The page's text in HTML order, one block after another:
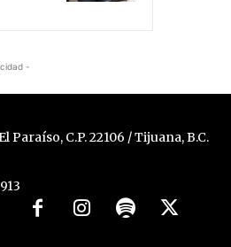
-
Paraíso, C.P. 22106 / Tijuana, B.C.